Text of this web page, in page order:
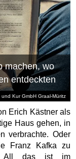
und Kur GmbH Graal-Müritz
machen, wo
entdeckten
Erich Kästner als
Haus gehen, in
verbrachte. Oder
Franz Kafka zu
All das ist im